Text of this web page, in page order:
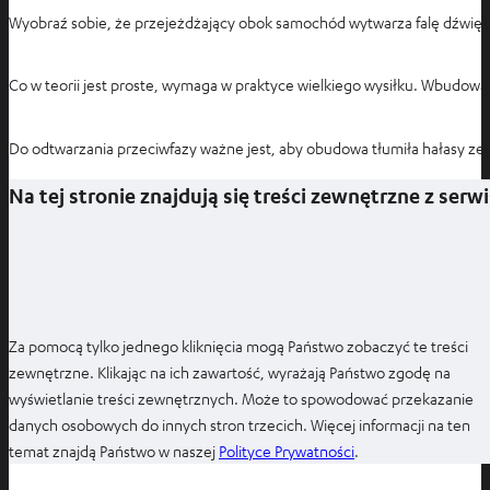
Wyobraź sobie, że przejeżdżający obok samochód wytwarza falę
Co w teorii jest proste, wymaga w praktyce wielkiego wysiłku.
Do odtwarzania przeciwfazy ważne jest, aby obudowa tłumiła hałasy
Na tej stronie znajdują się treści zewnętrzne z
Za pomocą tylko jednego kliknięcia mogą Państwo zobaczyć te treści
zewnętrzne. Klikając na ich zawartość, wyrażają Państwo zgodę na
wyświetlanie treści zewnętrznych. Może to spowodować przekazanie
danych osobowych do innych stron trzecich. Więcej informacji na ten
temat znajdą Państwo w naszej Polityce PrywatnościO.